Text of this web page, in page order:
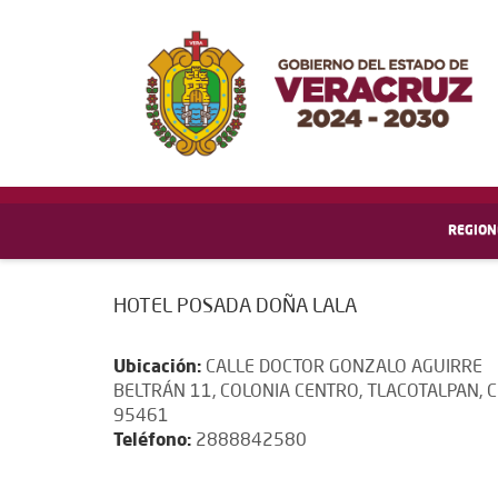
HOTEL POSADA DOÑA LALA
Ubicación: CALLE DOCTOR GONZALO AGUIRRE
BELTRÁN 11, COLONIA CENTRO, TLACOTALPAN,
95461
Teléfono: 2888842580